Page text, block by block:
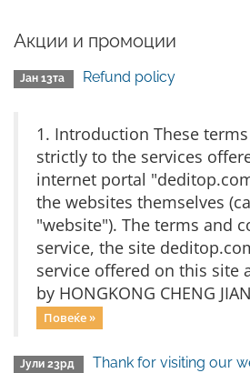
Акции и промоции
Јан 13та Refund policy
1. Introduction These
strictly to the services
internet portal
the websites themselves
"website"). The terms and
service, the site
service offered on this site
by HONGKONG CHENG
Повеќе »
Јули 23рд Thank for visiting our